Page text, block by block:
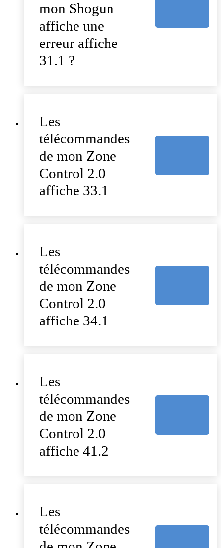
mon Shogun
affiche une
erreur affiche
31.1 ?
Les
télécommandes
de mon Zone
Control 2.0
affiche 33.1
Les
télécommandes
de mon Zone
Control 2.0
affiche 34.1
Les
télécommandes
de mon Zone
Control 2.0
affiche 41.2
Les
télécommandes